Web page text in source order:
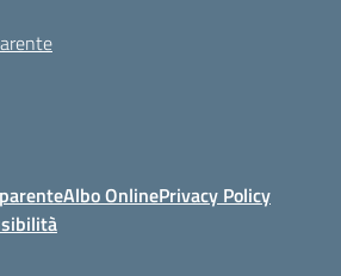
Albo OnlinePrivacy Policy